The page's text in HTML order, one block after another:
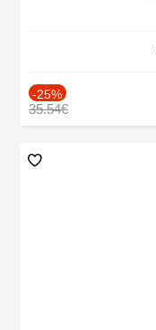
-25%
35.54€